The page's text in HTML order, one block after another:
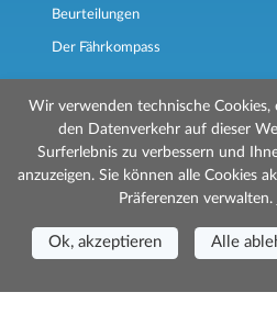
Beurteilungen
Der Fährkompass
© 2026 Mr Ferry wird von
Geschäftssitz: Via Bonistallo,
Betriebsstätte: Via Casa del Duca,
P.IVA/C.F./Iscr. Reg. Imp. CCIAA Liv.
Fideiussione N°
Wir verwenden technische
den Datenverkehr auf dieser
Surferlebnis zu verbessern und
anzuzeigen. Sie können alle Cookies
Präferenzen verwalten.
Ok, akzeptieren Alle